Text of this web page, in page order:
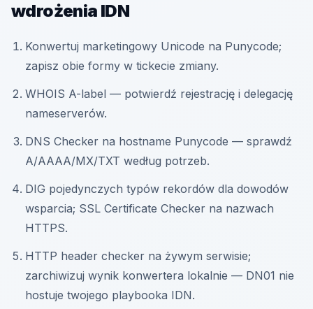
wdrożenia IDN
Konwertuj marketingowy Unicode na Punycode;
zapisz obie formy w tickecie zmiany.
WHOIS A-label — potwierdź rejestrację i delegację
nameserverów.
DNS Checker na hostname Punycode — sprawdź
A/AAAA/MX/TXT według potrzeb.
DIG pojedynczych typów rekordów dla dowodów
wsparcia; SSL Certificate Checker na nazwach
HTTPS.
HTTP header checker na żywym serwisie;
zarchiwizuj wynik konwertera lokalnie — DN01 nie
hostuje twojego playbooka IDN.